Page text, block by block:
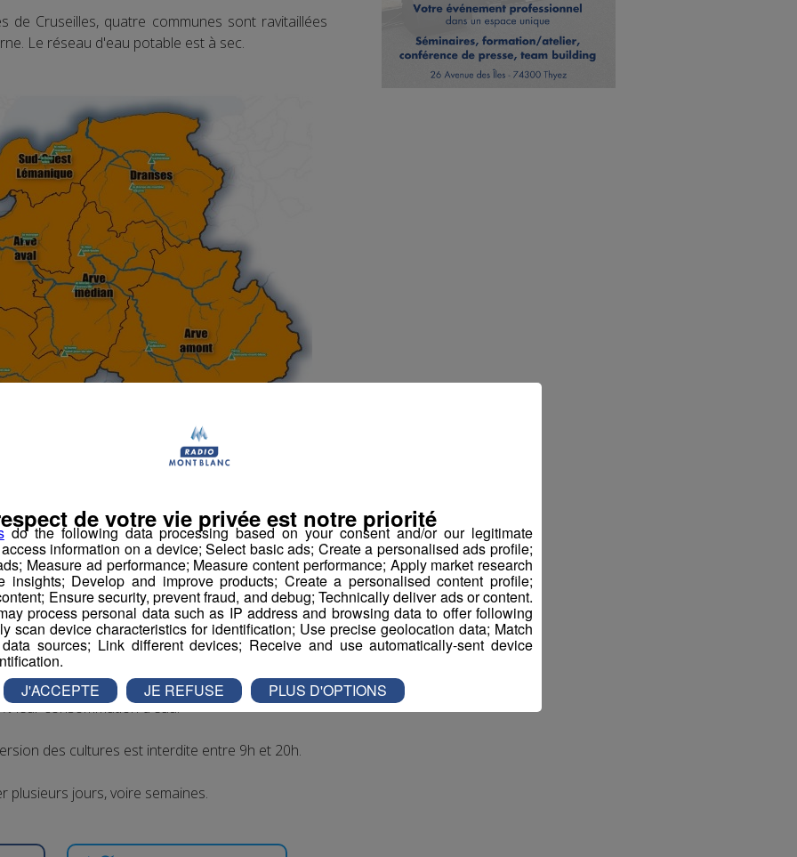
de Cruseilles, quatre communes sont ravitaillées
Le réseau d'eau potable est à sec.
4, se traduit par un durcissement des restrictions
et les agriculteurs.
votre potager entre 9h et 20h, de remplir votre
en-dehors des stations professionnelles.
leurs massifs de fleurs et leurs espaces verts
leur consommation d'eau.
des cultures est interdite entre 9h et 20h.
plusieurs jours, voire semaines.
do the following data processing based on your consent and/or our legitimate
information on a device; Select basic ads; Create a personalised ads profile;
Measure ad performance; Measure content performance; Apply market research
insights; Develop and improve products; Create a personalised content profile;
Ensure security, prevent fraud, and debug; Technically deliver ads or content.
process personal data such as IP address and browsing data to offer following
scan device characteristics for identification; Use precise geolocation data; Match
sources; Link different devices; Receive and use automatically-sent device
de votre vie privée est notre priorité
J'ACCEPTE JE REFUSE PLUS D'OPTIONS